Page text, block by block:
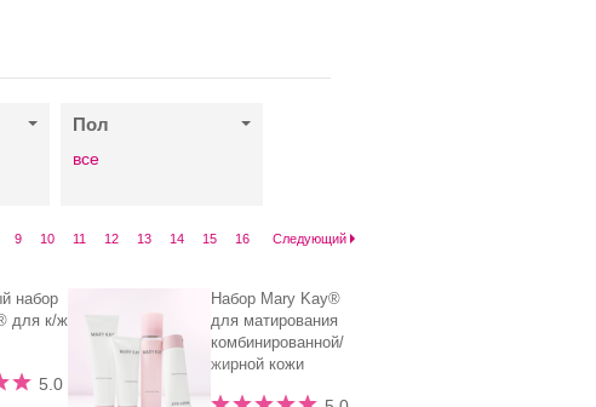
Пол
все
9 10 11 12 13 14 15 16 Следующий
набор
для к/ж
5.0
Набор Mary Kay®
для матирования
комбинированной/
жирной кожи